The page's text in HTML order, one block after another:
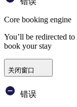
Core booking engine
You’ll be redirected
book your stay
关闭窗口
错误